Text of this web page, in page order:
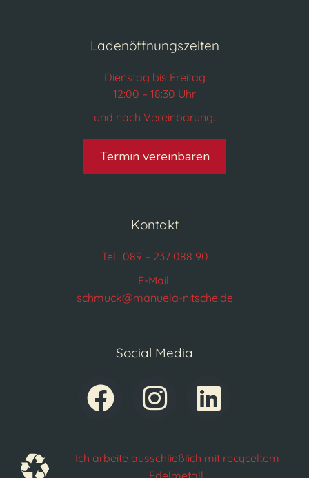
Ladenöffnungszeiten
Dienstag bis Freitag
12:00 – 18:30 Uhr
und nach Vereinbarung.
Termin vereinbaren
Kontakt
Tel.: 089 – 237 088 90
E-Mail:
schmuck@manuela-nitsche.de
Social Media
Ich arbeite ausschließlich mit recyceltem